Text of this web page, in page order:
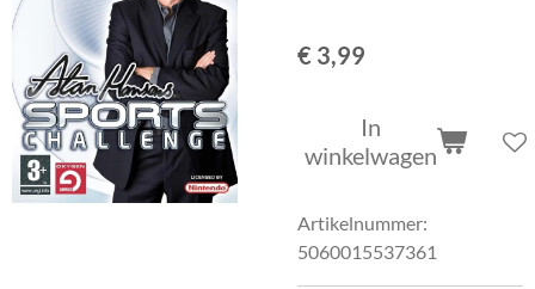
€ 3,99
In
winkelwagen
Artikelnummer:
5060015537361